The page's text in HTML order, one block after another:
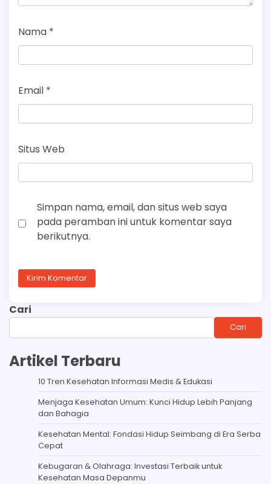
Nama *
Email *
Situs Web
Simpan nama, email, dan situs web saya
pada peramban ini untuk komentar saya
berikutnya.
Cari
Cari
Artikel Terbaru
10 Tren Kesehatan Informasi Medis & Edukasi
Menjaga Kesehatan Umum: Kunci Hidup Lebih Panjang
dan Bahagia
Kesehatan Mental: Fondasi Hidup Seimbang di Era Serba
Cepat
Kebugaran & Olahraga: Investasi Terbaik untuk
Kesehatan Masa Depanmu